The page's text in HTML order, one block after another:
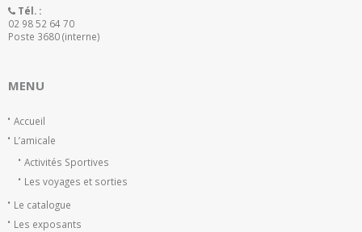
Tél. :
02 98 52 64 70
Poste 3680 (interne)
MENU
Accueil
L’amicale
Activités Sportives
Les voyages et sorties
Le catalogue
Les exposants